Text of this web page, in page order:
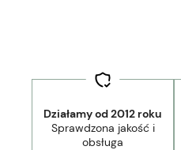
Działamy od 2012 roku
Sprawdzona jakość i
obsługa